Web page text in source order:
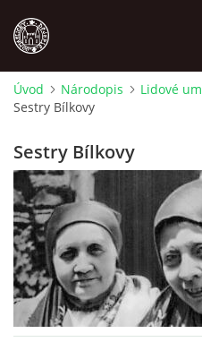
MÍSTOPIS
NÁRODOPIS
OSOBNOSTI
OSTATNÍ
ODKAZY
Úvod Národopis Lidové
Sestry Bílkovy
Sestry Bílkovy